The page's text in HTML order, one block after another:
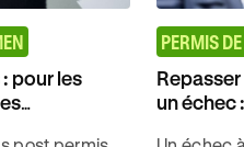
pour les
PERMIS
un échec